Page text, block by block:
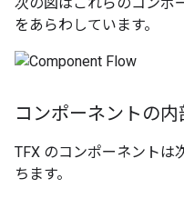
をあらわしています。
コンポーネントの内
TFX のコンポーネントは
ちます。